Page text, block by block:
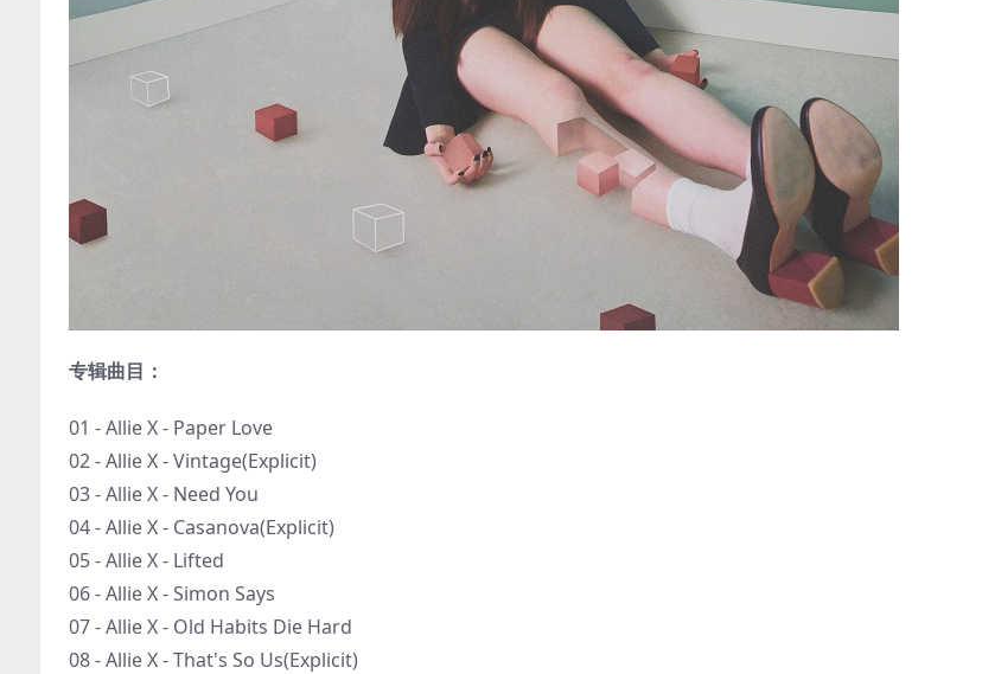
专辑曲目：
01 - Allie X - Paper Love
02 - Allie X - Vintage(Explicit)
03 - Allie X - Need You
04 - Allie X - Casanova(Explicit)
05 - Allie X - Lifted
06 - Allie X - Simon Says
07 - Allie X - Old Habits Die Hard
08 - Allie X - That's So Us(Explicit)